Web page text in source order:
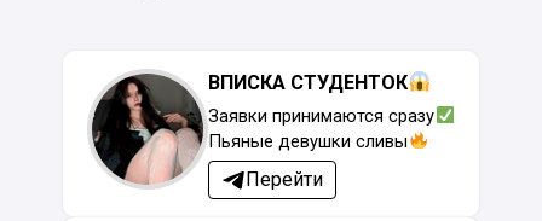
ВПИСКА СТУДЕНТОК
Заявки принимаются сразу
Пьяные девушки сливы
Перейти